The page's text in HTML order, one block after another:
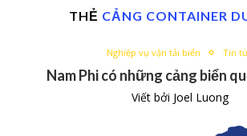
THẺ CẢNG CONTAINER
Nghiệp vụ vận tải biển Tin
Nam Phi có những cảng biển
Viết bởi Joel Luong